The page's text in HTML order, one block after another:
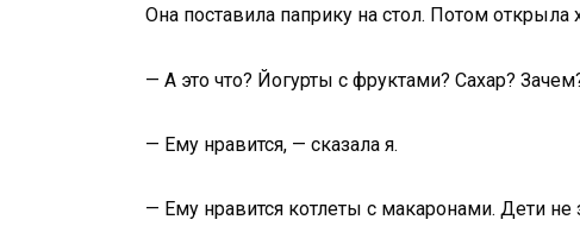
Она поставила паприку на стол. Потом открыла
— А это что? Йогурты с фруктами? Сахар?
— Ему нравится, — сказала я.
— Ему нравится котлеты с макаронами. Дети не